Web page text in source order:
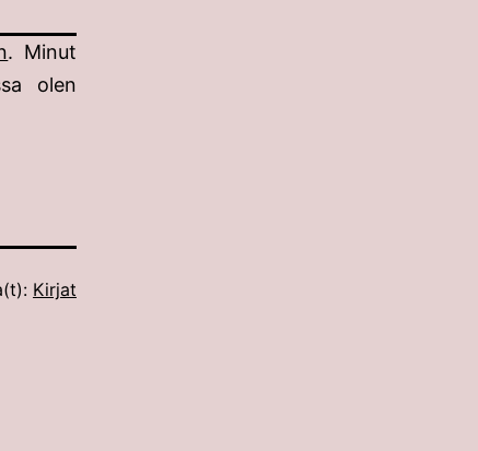
. Minut
olen
Kirjat